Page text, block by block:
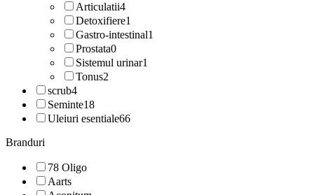
Articulatii4
Detoxifiere1
Gastro-intestinal1
Prostata0
Sistemul urinar1
Tonus2
scrub4
Seminte18
Uleiuri esentiale66
Branduri
78 Oligo
Aarts